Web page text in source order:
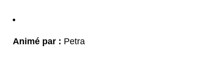
Animé par : Petra